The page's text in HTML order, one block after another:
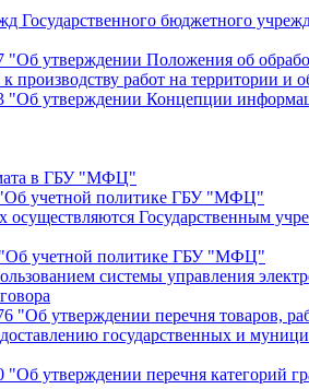
Государственного бюджетного
утверждении Положения об
производству работ на территории
утверждении Концепции
в ГБУ "МФЦ"
"Об учетной политике ГБУ "МФЦ"
Государственным
"Об учетной политике ГБУ "МФЦ"
системы управления
утверждении перечня товаров,
государственных и
утверждении перечня категорий